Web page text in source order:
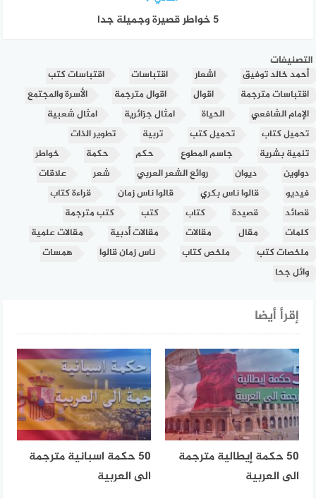
5 خواطر قصيرة وجميلة جدا
التصنيفات
أحمد خالد توفيق اشعار اقتباسات
اقتباسات كتب
اقتباسات مترجمة
اقوال اقوال مترجمة
الأسرة والمجتمع
الإمام الشافعي
الحياة امثال جزائرية
امثال شعبية
تحميل كتاب
تحميل كتب تربية
تطوير الذات
تنمية بشرية
جاسم المطوع حكم حكمة
خواطر
دواوين
ديوان روائع الشعر العربي شعر
علاقات
فيديو
قالوا ناس بكري قالوا ناس زمان
قراءة كتاب
قصائد
قصيدة كتاب كتب
كتب مترجمة
كلمات
مقال مقالات مقالات أدبية
مقالات علمية
ملخصات كتب
ملخص كتاب ناس زمان قالوا
همسات
وائل جحا
إقرأ أيضا
50 حكمة إيطالية مترجمة
الى العربية
50 حكمة اسبانية مترجمة
الى العربية